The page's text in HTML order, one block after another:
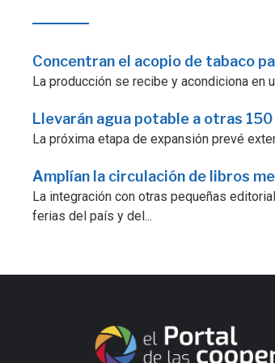
Concentran el acopio de tabaco
La producción se recibe y acondiciona en
Llevarán agua potable a otras
La próxima etapa de expansión prevé
Amplían la circulación de libros
La integración con otras pequeñas
ferias del país y del...